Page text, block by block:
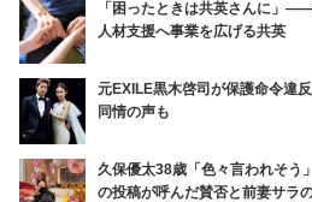
「困ったときは共英さんに」
人材支援へ事業を広げる共英
元EXILE黒木啓司が保護命令違反で逮捕 妻へのDV
同情の声も
久保優太38歳「色々言われそう」 10代女性と再婚発表 批判覚悟
の投稿が呼んだ賛否と前妻サラ